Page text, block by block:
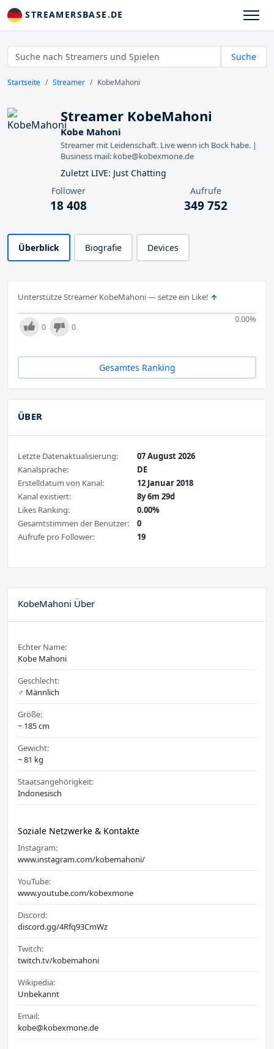
STREAMERSBASE.DE
Suche
Startseite Streamer KobeMahoni
Streamer KobeMahoni
Kobe Mahoni
Streamer mit Leidenschaft. Live wenn ich Bock habe. |
Business mail: kobe@kobexmone.de
Zuletzt LIVE: Just Chatting
Follower
18 408
Aufrufe
349 752
Überblick Biografie Devices
Unterstütze Streamer KobeMahoni — setze ein Like!
0.00%
0 0
Gesamtes Ranking
ÜBER
Letzte Datenaktualisierung:
07 August 2026
Kanalsprache:
DE
Erstelldatum von Kanal:
12 Januar 2018
Kanal existiert:
8y 6m 29d
Likes Ranking:
0.00%
Gesamtstimmen der Benutzer:
0
Aufrufe pro Follower:
19
KobeMahoni Über
Echter Name:
Kobe Mahoni
Geschlecht:
♂️ Männlich
Größe:
~ 185 cm
Gewicht:
~ 81 kg
Staatsangehörigkeit:
Indonesisch
Soziale Netzwerke & Kontakte
Instagram:
www.instagram.com/kobemahoni/
YouTube:
www.youtube.com/kobexmone
Discord:
discord.gg/4Rfq93CmWz
Twitch:
twitch.tv/kobemahoni
Wikipedia:
Unbekannt
Email:
kobe@kobexmone.de